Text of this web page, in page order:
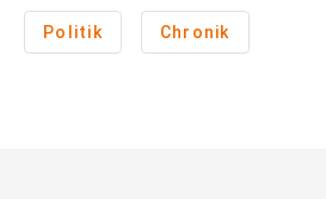
Politik Chronik